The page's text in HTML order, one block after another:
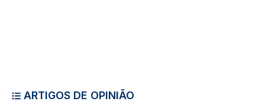
ARTIGOS DE OPINIÃO